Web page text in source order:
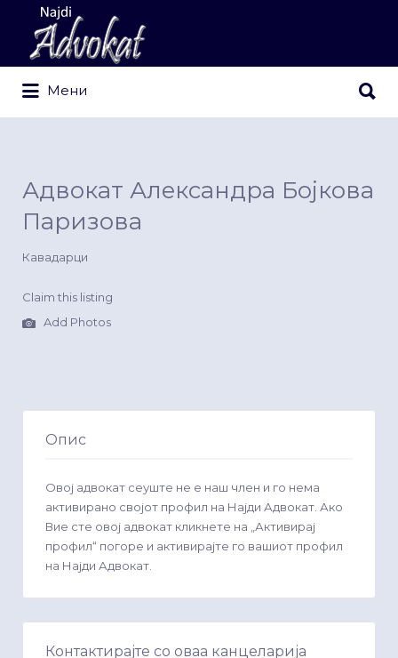
Search
for:
Мени
for:
Адвокат Александра Бојкова
Паризова
Кавадарци
Claim this listing
Add Photos
Опис
Овој адвокат сеуште не е наш член и го нема
активирано својот профил на Најди Адвокат. Ако
Вие сте овој адвокат кликнете на „Активирај
профил“ погоре и активирајте го вашиот профил
на Најди Адвокат.
Контактирајте со оваа канцеларија